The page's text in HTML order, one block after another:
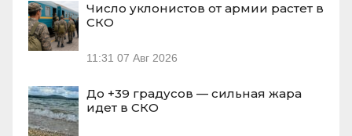
Число уклонистов от армии растет в
СКО
11:31 07 Авг 2026
До +39 градусов — сильная жара
идет в СКО